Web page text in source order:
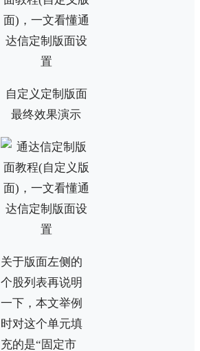
自定义定制版面
最终效果演示
关于版面左侧的
个股列表再说明
一下，本文举例
时对这个单元填
充的是“固定市